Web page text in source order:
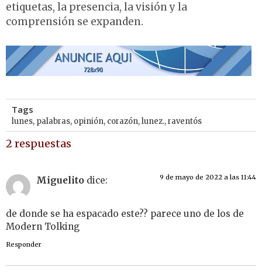
etiquetas, la presencia, la visión y la
comprensión se expanden.
Tags
lunes, palabras, opinión, corazón,lunez.,raventós
2 respuestas
Miguelito dice: 9 de mayo de 2022 a las 11:44
de donde se ha espacado este?? parece uno de los de
Modern Tolking
Responder